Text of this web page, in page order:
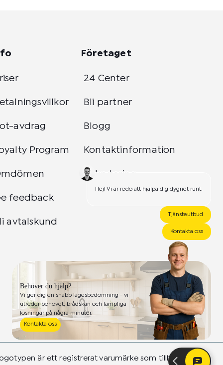
avdrag
Program
feedback
avtalskund
Företaget
24 Center
Bli partner
Blogg
Kontaktinformation
Rekrytering
är ett registrerat varumärke som tillhör 24
Hej! Vi är redo att hjälpa dig dygnet runt.
Tjänsteutbud
Kontakta oss
Behöver du hjälp?
Vi ger dig en snabb lägesbedömning - vi
utreder behovet, brådskan och lämpliga
lösningar på några minuter.
Kontakta oss